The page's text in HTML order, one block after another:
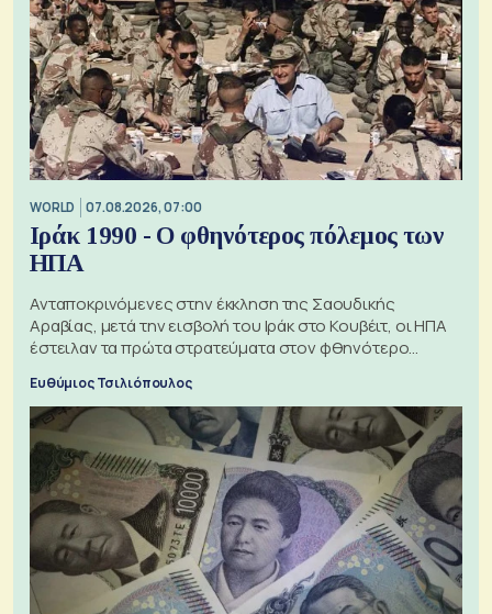
WORLD 07.08.2026, 07:00
Ιράκ 1990 - Ο φθηνότερος πόλεμος των
ΗΠΑ
Ανταποκρινόμενες στην έκκληση της Σαουδικής
Αραβίας, μετά την εισβολή του Ιράκ στο Κουβέιτ, οι ΗΠΑ
έστειλαν τα πρώτα στρατεύματα στον φθηνότερο
πόλεμο της ιστορίας τους
Ευθύμιος Τσιλιόπουλος